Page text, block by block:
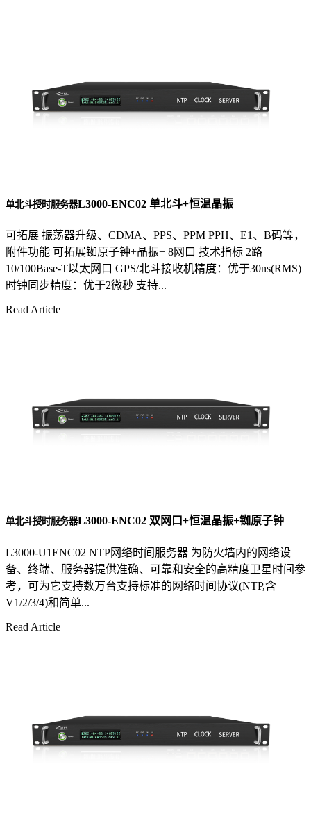
单北斗授时服务器L3000-ENC02 单北斗+恒温晶振
可拓展 振荡器升级、CDMA、PPS、PPM PPH、E1、B码等，
附件功能 可拓展铷原子钟+晶振+ 8网口 技术指标 2路
10/100Base-T以太网口 GPS/北斗接收机精度：优于30ns(RMS)
时钟同步精度：优于2微秒 支持...
Read Article
单北斗授时服务器L3000-ENC02 双网口+恒温晶振+铷原子钟
L3000-U1ENC02 NTP网络时间服务器 为防火墙内的网络设
备、终端、服务器提供准确、可靠和安全的高精度卫星时间参
考，可为它支持数万台支持标准的网络时间协议(NTP,含
V1/2/3/4)和简单...
Read Article